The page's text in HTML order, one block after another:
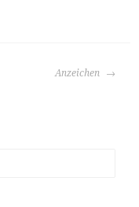
Anzeichen